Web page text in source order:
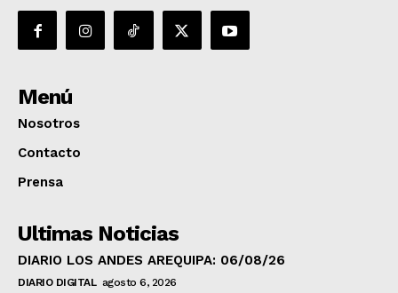
Menú
Nosotros
Contacto
Prensa
Ultimas Noticias
DIARIO LOS ANDES AREQUIPA: 06/08/26
DIARIO DIGITAL agosto 6, 2026